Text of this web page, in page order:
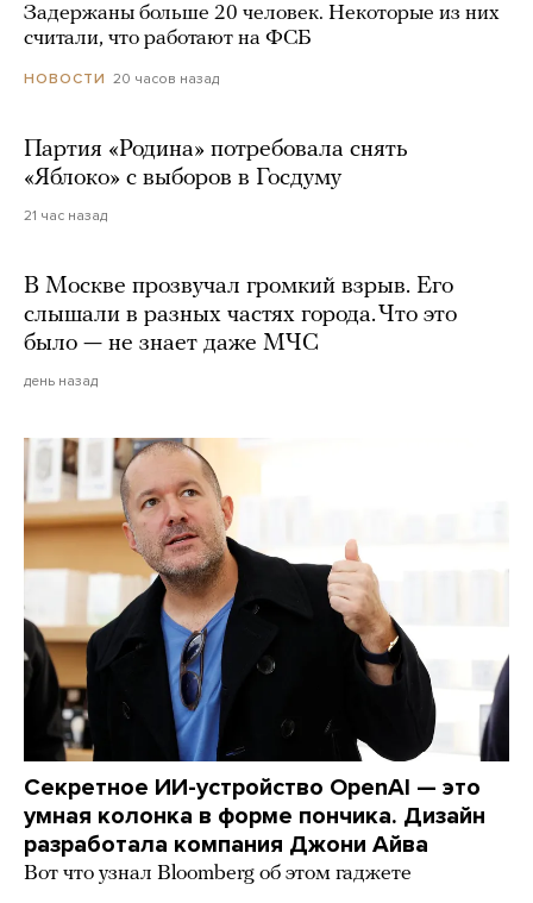
Задержаны больше 20 человек. Некоторые из них
считали, что работают на ФСБ
НОВОСТИ 20 часов назад
Партия «Родина» потребовала снять
«Яблоко» с выборов в Госдуму
21 час назад
В Москве прозвучал громкий взрыв. Его
слышали в разных частях города. Что это
было — не знает даже МЧС
день назад
Секретное ИИ-устройство OpenAI — это
умная колонка в форме пончика. Дизайн
разработала компания Джони Айва
Вот что узнал Bloomberg об этом гаджете